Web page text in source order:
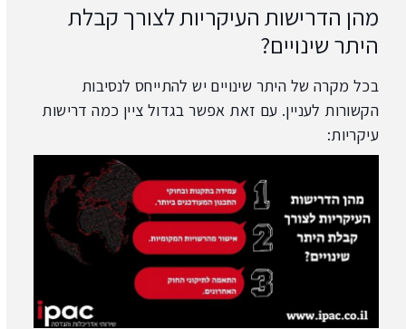
מהן הדרישות העיקריות לצורך קבלת
היתר שינויים?
בכל מקרה של היתר שינויים יש להתייחס לנסיבות
הקשורות לעניין. עם זאת אפשר בגדול ציין כמה דרישות
עיקריות: